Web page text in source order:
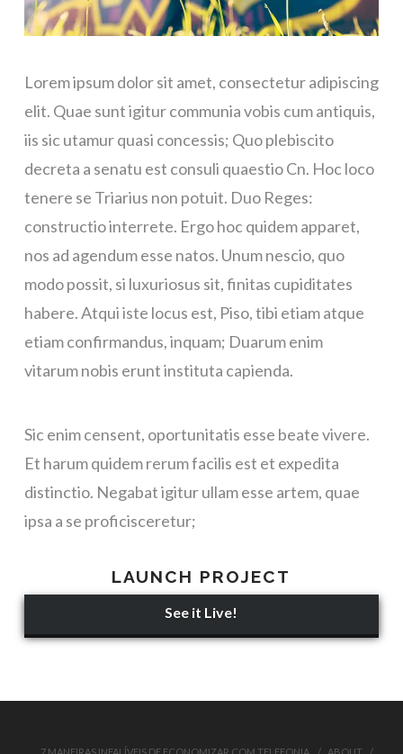
Lorem ipsum dolor sit amet, consectetur adipiscing
elit. Quae sunt igitur communia vobis cum antiquis,
iis sic utamur quasi concessis; Quo plebiscito
decreta a senatu est consuli quaestio Cn. Hoc loco
tenere se Triarius non potuit. Duo Reges:
constructio interrete. Ergo hoc quidem apparet,
nos ad agendum esse natos. Unum nescio, quo
modo possit, si luxuriosus sit, finitas cupiditates
habere. Atqui iste locus est, Piso, tibi etiam atque
etiam confirmandus, inquam; Duarum enim
vitarum nobis erunt instituta capienda.
Sic enim censent, oportunitatis esse beate vivere.
Et harum quidem rerum facilis est et expedita
distinctio. Negabat igitur ullam esse artem, quae
ipsa a se proficisceretur;
LAUNCH PROJECT
See it Live!
7 MANEIRAS INFALÍVEIS DE ECONOMIZAR COM TELEFONIA ABOUT